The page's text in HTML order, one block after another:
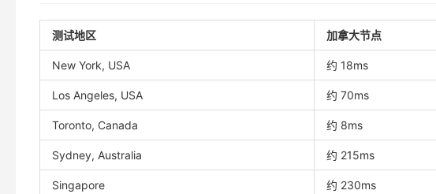
测试地区 加拿大节点
New York, USA 约 18ms
Los Angeles, USA 约 70ms
Toronto, Canada 约 8ms
Sydney, Australia 约 215ms
Singapore 约 230ms